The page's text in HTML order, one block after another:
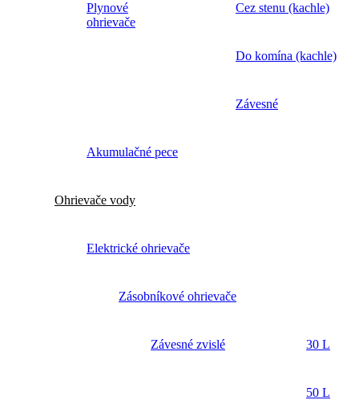
Plynové
ohrievače
Cez stenu (kachle)
Do komína (kachle)
Závesné
Akumulačné pece
Ohrievače vody
Elektrické ohrievače
Zásobníkové ohrievače
Závesné zvislé 30 L
50 L